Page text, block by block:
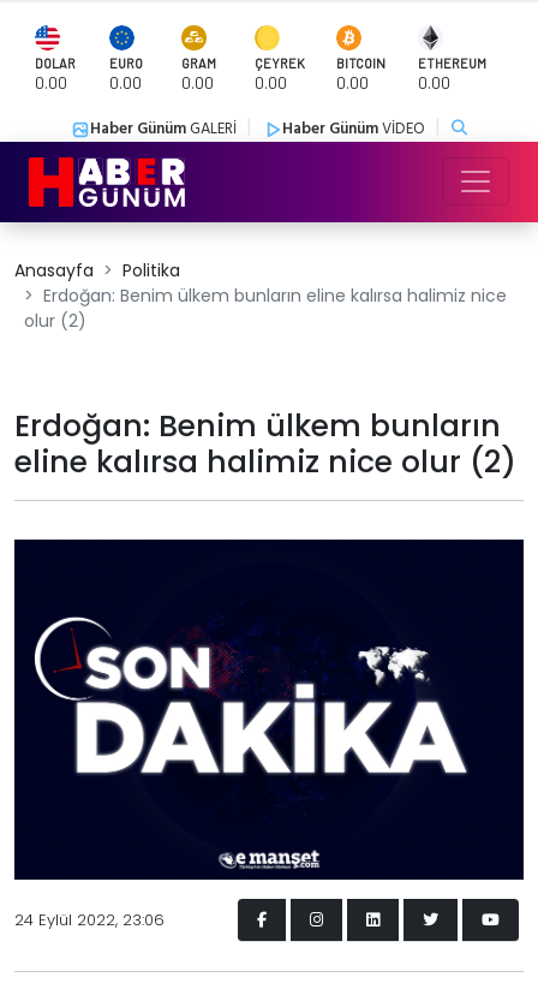
DOLAR
0.00
EURO
0.00
GRAM
0.00
ÇEYREK
0.00
BITCOIN
0.00
ETHEREUM
0.00
Haber GünümGALERİ | Haber GünümVİDEO |
Anasayfa
Politika
Erdoğan: Benim ülkem bunların eline kalırsa halimiz nice
olur (2)
Erdoğan: Benim ülkem bunların
eline kalırsa halimiz nice olur (2)
24 Eylül 2022, 23:06